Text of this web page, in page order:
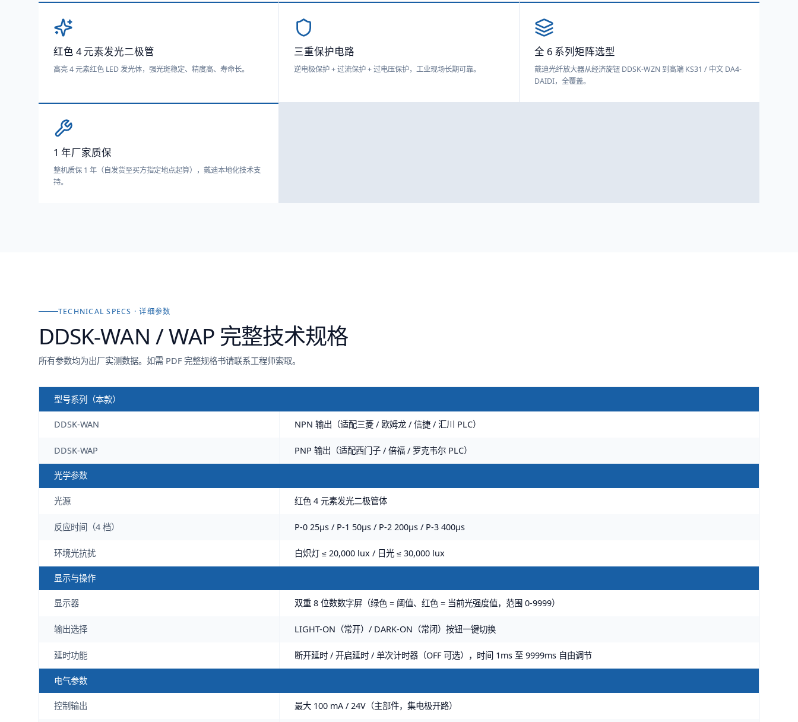
红色 4 元素发光二极管
高亮 4 元素红色 LED 发光体，强光斑稳定、精度高、寿命长。
三重保护电路
逆电极保护 + 过流保护 + 过电压保护，工业现场长期可靠。
全 6 系列矩阵选型
戴迪光纤放大器从经济旋钮 DDSK-WZN 到高端 KS31 / 中文 DA4-
DAIDI，全覆盖。
1 年厂家质保
整机质保 1 年（自发货至买方指定地点起算），戴迪本地化技术支
持。
TECHNICAL SPECS · 详细参数
DDSK-WAN / WAP 完整技术规格
所有参数均为出厂实测数据。如需 PDF 完整规格书请联系工程师索取。
型号系列（本款）
DDSK-WAN NPN 输出（适配三菱 / 欧姆龙 / 信捷 / 汇川 PLC）
DDSK-WAP PNP 输出（适配西门子 / 倍福 / 罗克韦尔 PLC）
光学参数
光源 红色 4 元素发光二极管体
反应时间（4 档） P-0 25μs / P-1 50μs / P-2 200μs / P-3 400μs
环境光抗扰 白炽灯 ≤ 20,000 lux / 日光 ≤ 30,000 lux
显示与操作
显示器 双重 8 位数数字屏（绿色 = 阈值、红色 = 当前光强度值，范围 0-9999）
输出选择 LIGHT-ON（常开）/ DARK-ON（常闭）按钮一键切换
延时功能 断开延时 / 开启延时 / 单次计时器（OFF 可选），时间 1ms 至 9999ms 自由调节
电气参数
控制输出 最大 100 mA / 24V（主部件，集电极开路）